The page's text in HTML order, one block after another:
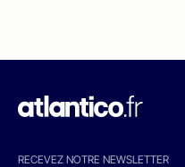
RECEVEZ NOTRE NEWSLETTER